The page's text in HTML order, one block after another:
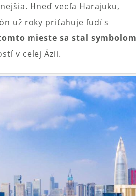
Hneď vedľa Harajuku,
už roky priťahuje ľudí s
mieste sa stal symbolom
v celej Ázii.